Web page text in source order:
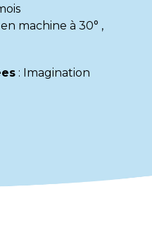
machine à 30° ,
: Imagination